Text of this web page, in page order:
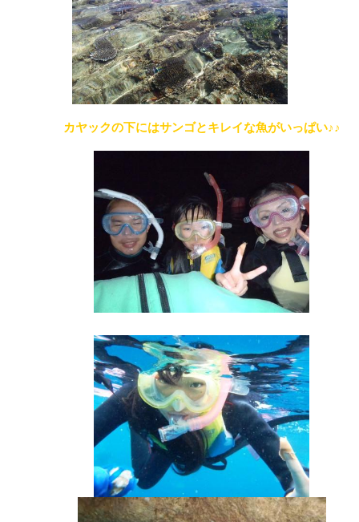
カヤックの下にはサンゴとキレイな魚がいっぱい♪♪